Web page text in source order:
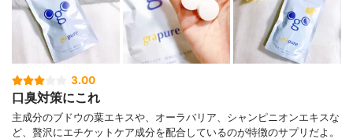
3.00
口臭対策にこれ
主成分のブドウの葉エキスや、オーラバリア、シャンピニオンエキスな
ど、贅沢にエチケットケア成分を配合しているのが特徴のサプリだよ。